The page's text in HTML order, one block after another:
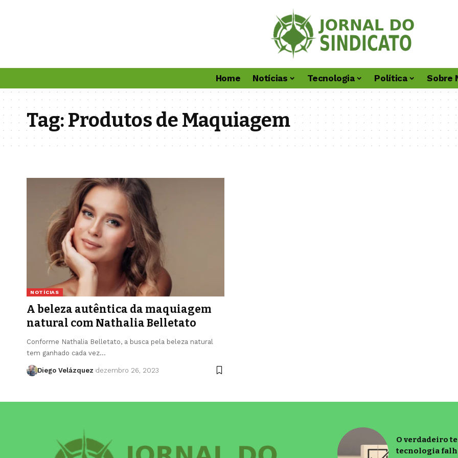
Home Notícias Tecnologia Política Sobre
Tag:Produtos de Maquiagem
NOTÍCIAS
A beleza autêntica da maquiagem
natural com Nathalia Belletato
Conforme Nathalia Belletato, a busca pela beleza natural
tem ganhado cada vez…
Diego Velázquez dezembro 26, 2023
O verdadeiro
tecnologia